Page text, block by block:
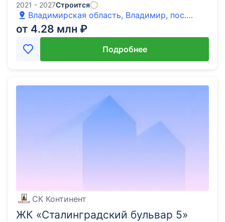
2021 - 2027Строится
Владимирская область, Владимир, пос.
Заклязьменский, улица Фоминская
от 4.28 млн ₽
Подробнее
СК Континент
ЖК «Сталинградский бульвар 5»